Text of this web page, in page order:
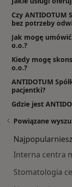
Czy ANTIDOTUM
bez potrzeby
Jak mogę
o.o.?
Kiedy mogę
o.o.?
ANTIDOTUM
pacjentki?
Gdzie jest
Powiązane
Interna centra
Stomatologia